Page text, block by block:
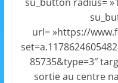
su_button radius=
url= »https://
85735&type=3″
sortie au centre